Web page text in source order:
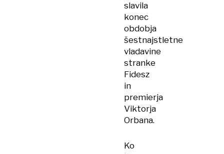
slavila
konec
obdobja
šestnajstletne
vladavine
stranke
Fidesz
in
premierja
Viktorja
Orbana.
Ko